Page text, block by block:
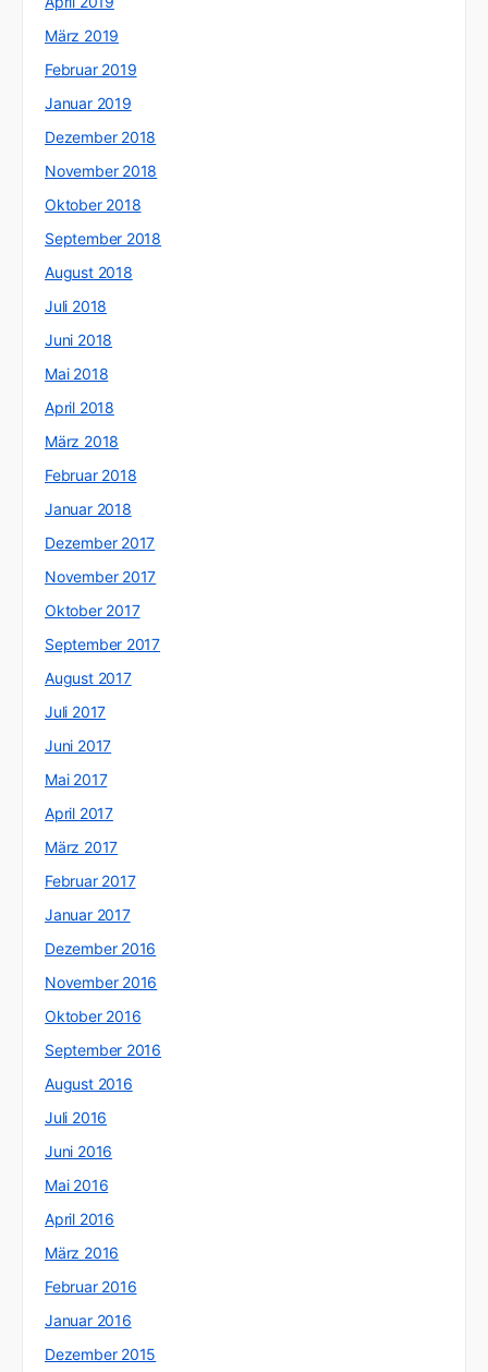
März 2019
Februar 2019
Januar 2019
Dezember 2018
November 2018
Oktober 2018
September 2018
August 2018
Juli 2018
Juni 2018
Mai 2018
April 2018
März 2018
Februar 2018
Januar 2018
Dezember 2017
November 2017
Oktober 2017
September 2017
August 2017
Juli 2017
Juni 2017
Mai 2017
April 2017
März 2017
Februar 2017
Januar 2017
Dezember 2016
November 2016
Oktober 2016
September 2016
August 2016
Juli 2016
Juni 2016
Mai 2016
April 2016
März 2016
Februar 2016
Januar 2016
Dezember 2015